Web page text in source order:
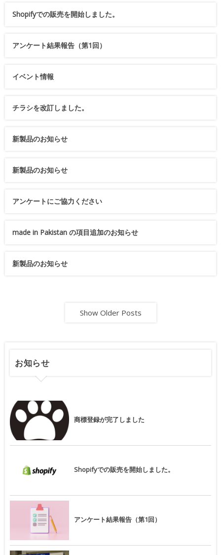
Shopifyでの販売を開始しました。
アンケート結果報告（第1回）
イベント情報
チラシを改訂しました。
新製品のお知らせ
新製品のお知らせ
アンケートにご協力ください
made in Pakistan の項目追加のお知らせ
新製品のお知らせ
Show Older Posts
お知らせ
商標登録が完了しました
Shopifyでの販売を開始しました。
アンケート結果報告（第1回）